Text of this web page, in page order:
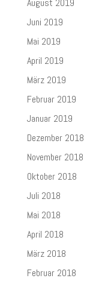
August 2019
Juni 2019
Mai 2019
April 2019
März 2019
Februar 2019
Januar 2019
Dezember 2018
November 2018
Oktober 2018
Juli 2018
Mai 2018
April 2018
März 2018
Februar 2018